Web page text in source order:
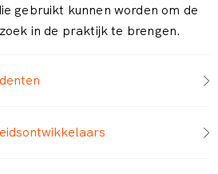
gebruikt kunnen worden om de
in de praktijk te brengen.